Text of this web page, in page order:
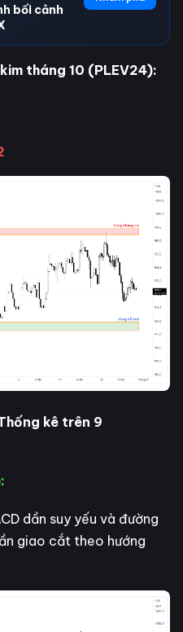
bối cảnh
tháng 10 (PLEV24):
kê trên 9
dần suy yếu và đường
giao cắt theo hướng